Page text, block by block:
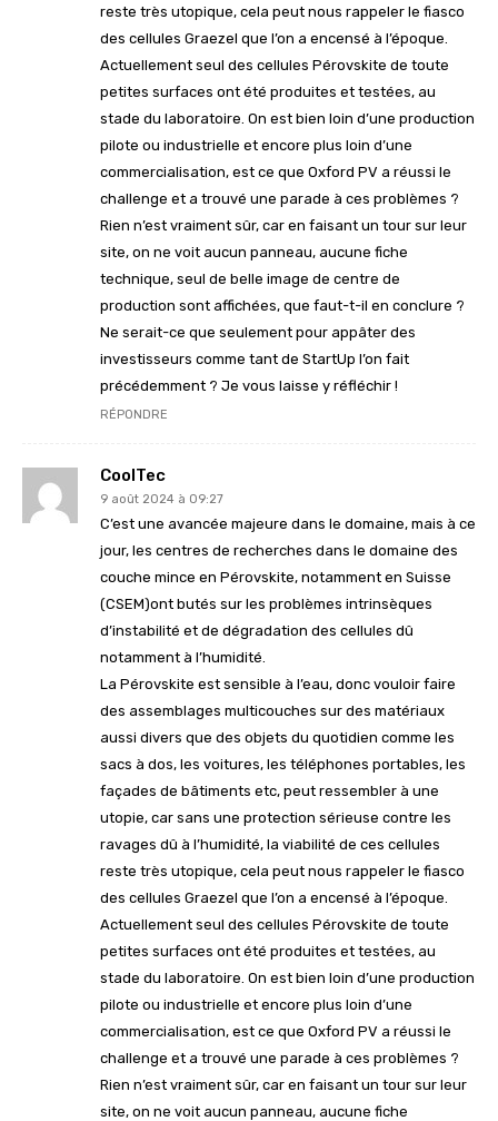
reste très utopique, cela peut nous rappeler le fiasco
des cellules Graezel que l’on a encensé à l’époque.
Actuellement seul des cellules Pérovskite de toute
petites surfaces ont été produites et testées, au
stade du laboratoire. On est bien loin d’une production
pilote ou industrielle et encore plus loin d’une
commercialisation, est ce que Oxford PV a réussi le
challenge et a trouvé une parade à ces problèmes ?
Rien n’est vraiment sûr, car en faisant un tour sur leur
site, on ne voit aucun panneau, aucune fiche
technique, seul de belle image de centre de
production sont affichées, que faut-t-il en conclure ?
Ne serait-ce que seulement pour appâter des
investisseurs comme tant de StartUp l’on fait
précédemment ? Je vous laisse y réfléchir !
RÉPONDRE
CoolTec
9 août 2024 à 09:27
C’est une avancée majeure dans le domaine, mais à ce
jour, les centres de recherches dans le domaine des
couche mince en Pérovskite, notamment en Suisse
(CSEM)ont butés sur les problèmes intrinsèques
d’instabilité et de dégradation des cellules dû
notamment à l’humidité.
La Pérovskite est sensible à l’eau, donc vouloir faire
des assemblages multicouches sur des matériaux
aussi divers que des objets du quotidien comme les
sacs à dos, les voitures, les téléphones portables, les
façades de bâtiments etc, peut ressembler à une
utopie, car sans une protection sérieuse contre les
ravages dû à l’humidité, la viabilité de ces cellules
reste très utopique, cela peut nous rappeler le fiasco
des cellules Graezel que l’on a encensé à l’époque.
Actuellement seul des cellules Pérovskite de toute
petites surfaces ont été produites et testées, au
stade du laboratoire. On est bien loin d’une production
pilote ou industrielle et encore plus loin d’une
commercialisation, est ce que Oxford PV a réussi le
challenge et a trouvé une parade à ces problèmes ?
Rien n’est vraiment sûr, car en faisant un tour sur leur
site, on ne voit aucun panneau, aucune fiche